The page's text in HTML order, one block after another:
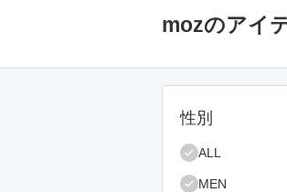
mozのアイ
絞り込み条件
性別
ALL
MEN